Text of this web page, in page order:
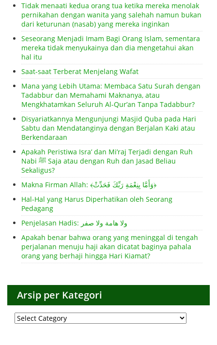
Tidak menaati kedua orang tua ketika mereka menolak
pernikahan dengan wanita yang salehah namun bukan
dari keturunan (nasab) yang mereka inginkan
Seseorang Menjadi Imam Bagi Orang Islam, sementara
mereka tidak menyukainya dan dia mengetahui akan
hal itu
Saat-saat Terberat Menjelang Wafat
Mana yang Lebih Utama: Membaca Satu Surah dengan
Tadabbur dan Memahami Maknanya, atau
Mengkhatamkan Seluruh Al-Qur’an Tanpa Tadabbur?
Disyariatkannya Mengunjungi Masjid Quba pada Hari
Sabtu dan Mendatanginya dengan Berjalan Kaki atau
Berkendaraan
Apakah Peristiwa Isra’ dan Mi’raj Terjadi dengan Ruh
Nabi ﷺ Saja atau dengan Ruh dan Jasad Beliau
Sekaligus?
Makna Firman Allah: ﴾وَأَمَّا بِنِعْمَةِ رَبِّكَ فَحَدِّثْ﴿
Hal-Hal yang Harus Diperhatikan oleh Seorang
Pedagang
Penjelasan Hadis: ولا هامة ولا صفر
Apakah benar bahwa orang yang meninggal di tengah
perjalanan menuju haji akan dicatat baginya pahala
orang yang berhaji hingga Hari Kiamat?
Arsip per Kategori
Arsip
per